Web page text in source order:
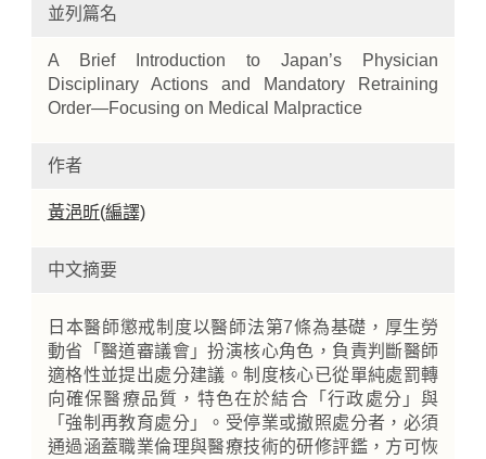
Home
並列篇名
A Brief Introduction to Japan’s Physician
Disciplinary Actions and Mandatory Retraining
Order—Focusing on Medical Malpractice
作者
黃浥昕(編譯)
中文摘要
日本醫師懲戒制度以醫師法第7條為基礎，厚生勞
動省「醫道審議會」扮演核心角色，負責判斷醫師
適格性並提出處分建議。制度核心已從單純處罰轉
向確保醫療品質，特色在於結合「行政處分」與
「強制再教育處分」。受停業或撤照處分者，必須
通過涵蓋職業倫理與醫療技術的研修評鑑，方可恢